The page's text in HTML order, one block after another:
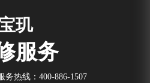
玑
服务
务热线： 400-886-1507